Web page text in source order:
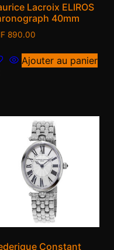
Lacroix ELIROS
40mm
890.00
Ajouter au panier
Constant